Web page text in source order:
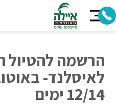
הרשמה להטיול
לאיסלנד-
12/14 ימים